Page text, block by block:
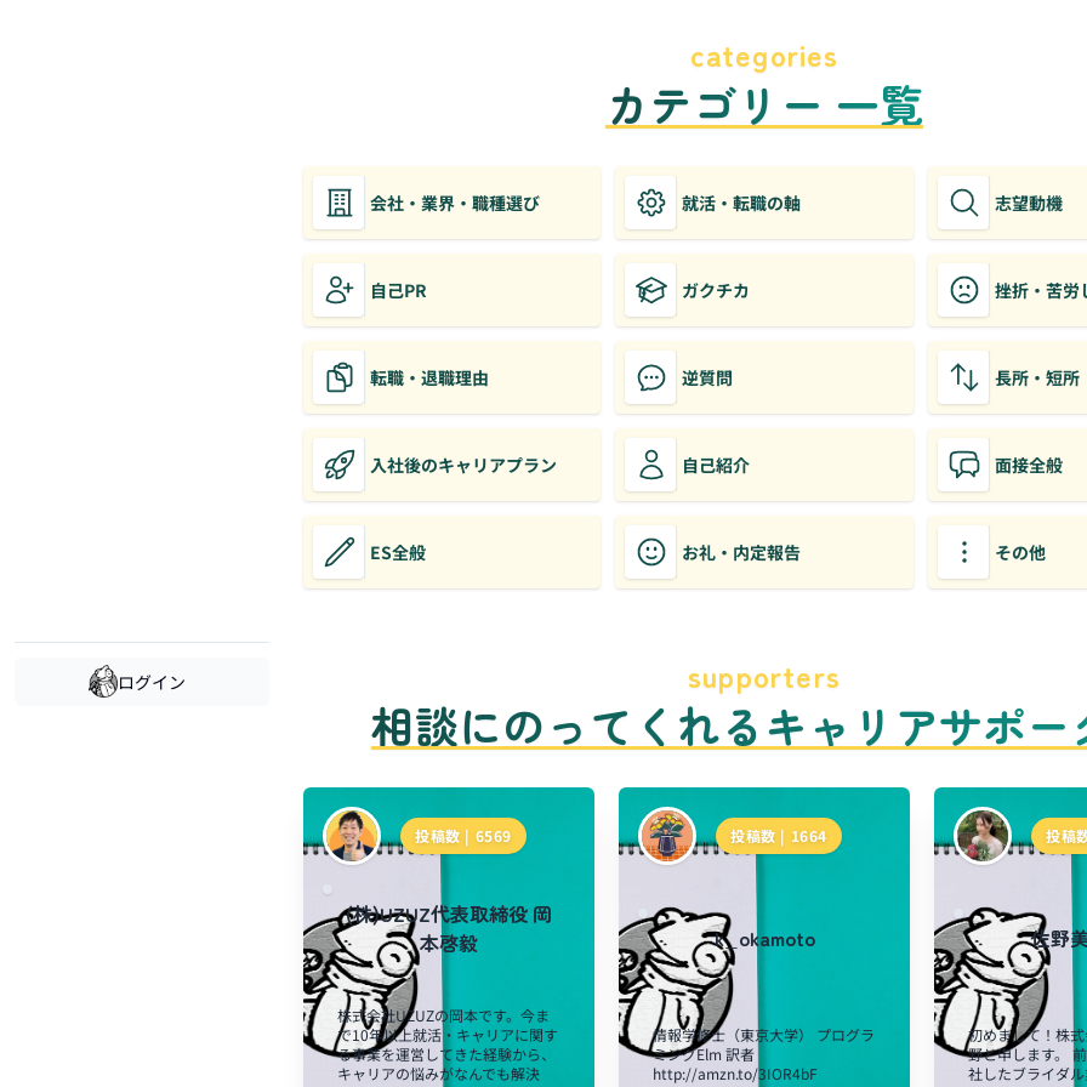
ログイン
categories
カテゴリー 一覧
会社・業界・職種選び 就活・転職の軸 志望動機
自己PR ガクチカ 挫折・苦労
転職・退職理由 逆質問 長所・短所
入社後のキャリアプラン 自己紹介 面接全般
ES全般 お礼・内定報告 その他
supporters
相談にのってくれるキャリアサポー
投稿数 | 6569
(株)UZUZ代表取締役 岡
本啓毅
株式会社UZUZの岡本です。今ま
で10年以上就活・キャリアに関す
る事業を運営してきた経験から、
キャリアの悩みがなんでも解決
投稿数 | 1664
k_okamoto
情報学修士（東京大学） プログラ
ミングElm 訳者
http://amzn.to/3IOR4bF
投稿
佐野
初めまして！株
野と申します。
社したブライダ